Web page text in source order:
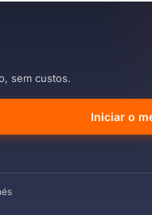
sem custos.
Iniciar o